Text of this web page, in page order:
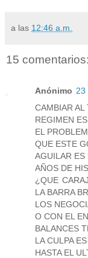
a las 12:46 a.m.
15 comentarios:
Anónimo 23
CAMBIAR AL
REGIMEN
EL
QUE ESTE
AGUILAR ES
AÑOS DE
¿QUE
LA BARRA
LOS
O CON EL
BALANCES
LA CULPA
HASTA EL